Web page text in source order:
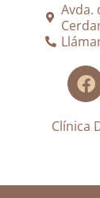
Avda.
Clínica